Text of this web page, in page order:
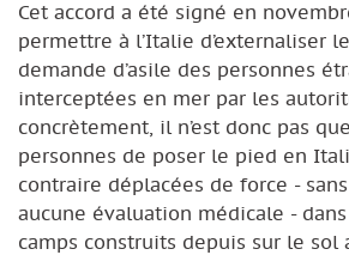
Cet accord a été signé en
permettre à l’Italie d’externaliser
demande d’asile des personnes
interceptées en mer par les
concrètement, il n’est donc pas
personnes de poser le pied en
contraire déplacées de force -
aucune évaluation médicale - dans
camps construits depuis sur le sol